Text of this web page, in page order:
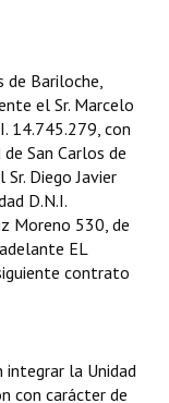
de Bariloche,
el Sr. Marcelo
14.745.279, con
San Carlos de
Diego Javier
D.N.I.
Moreno 530, de
EL
contrato
la Unidad
con carácter de